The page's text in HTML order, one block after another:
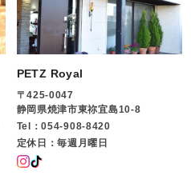
PETZ Royal
〒425-0047
静岡県焼津市東祢宜島10-8
Tel：054-908-8420
定休日：毎週月曜日